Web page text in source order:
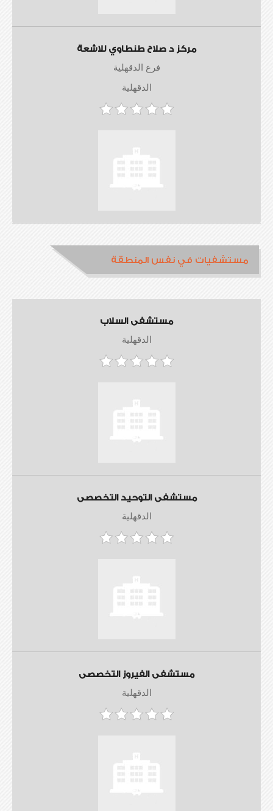
مركز د صلاح طنطاوي للاشعة
فرع الدقهلية
الدقهلية
مستشفيات في نفس المنطقة
مستشفى السلاب
الدقهلية
مستشفى التوحيد التخصصى
الدقهلية
مستشفى الفيروز التخصصى
الدقهلية